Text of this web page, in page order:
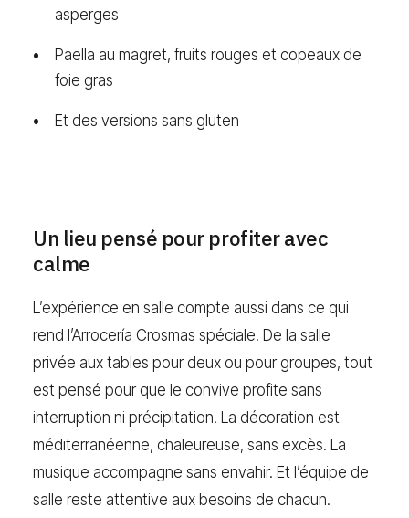
asperges
Paella au magret, fruits rouges et copeaux de
foie gras
Et des versions sans gluten
Un lieu pensé pour profiter avec
calme
L’expérience en salle compte aussi dans ce qui
rend l’Arrocería Crosmas spéciale. De la salle
privée aux tables pour deux ou pour groupes, tout
est pensé pour que le convive profite sans
interruption ni précipitation. La décoration est
méditerranéenne, chaleureuse, sans excès. La
musique accompagne sans envahir. Et l’équipe de
salle reste attentive aux besoins de chacun.